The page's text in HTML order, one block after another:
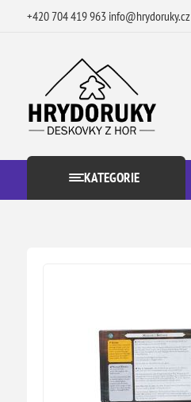
+420 704 419 963 info@hrydoruky.cz
KATEGORIE